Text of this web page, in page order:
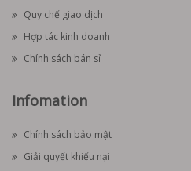
Quy chế giao dịch
Hợp tác kinh doanh
Chính sách bán sỉ
Infomation
Chính sách bảo mật
Giải quyết khiếu nại